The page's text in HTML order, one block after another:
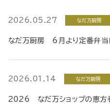
2026.05.27 なだ万厨房
なだ万厨房 6月より定番弁当
2026.01.14 なだ万厨房
2026 なだ万ショップの恵方